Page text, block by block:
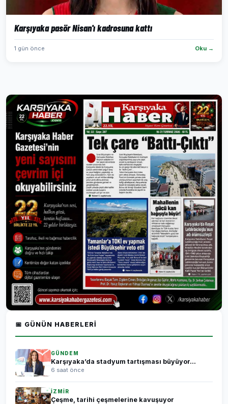
Karşıyaka pasör Nisan'ı kadrosuna kattı
1 gün önce Oku →
📅 GÜNÜN HABERLERI
GÜNDEM
Karşıyaka’da stadyum tartışması büyüyor...
6 saat önce
İZMİR
Çeşme, tarihi çeşmelerine kavuşuyor